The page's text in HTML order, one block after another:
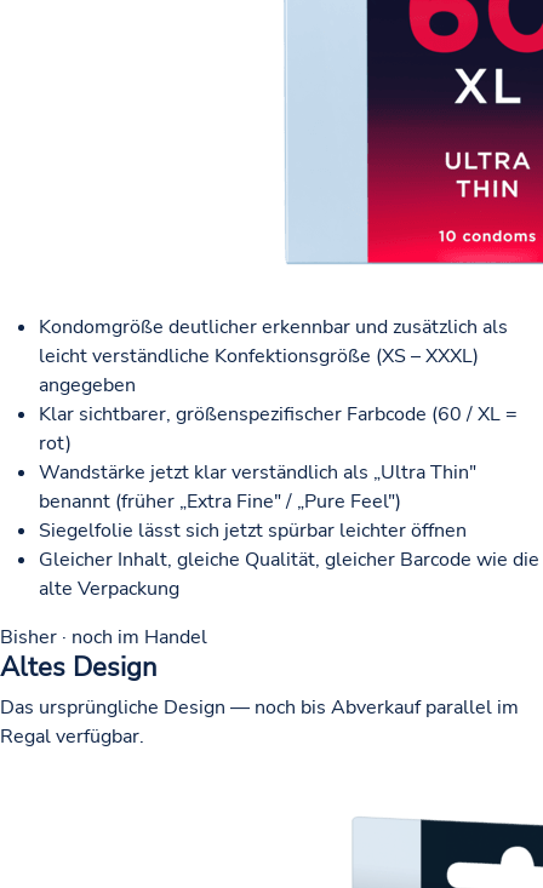
Kondomgröße deutlicher erkennbar und zusätzlich als
leicht verständliche Konfektionsgröße (XS – XXXL)
angegeben
Klar sichtbarer, größenspezifischer Farbcode (60 / XL =
rot)
Wandstärke jetzt klar verständlich als „Ultra Thin"
benannt (früher „Extra Fine" / „Pure Feel")
Siegelfolie lässt sich jetzt spürbar leichter öffnen
Gleicher Inhalt, gleiche Qualität, gleicher Barcode wie die
alte Verpackung
Bisher · noch im Handel
Altes Design
Das ursprüngliche Design — noch bis Abverkauf parallel im
Regal verfügbar.